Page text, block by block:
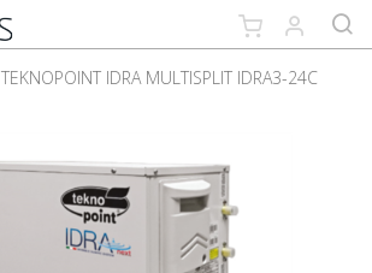
TEKNOPOINT IDRA MULTISPLIT IDRA3-24C